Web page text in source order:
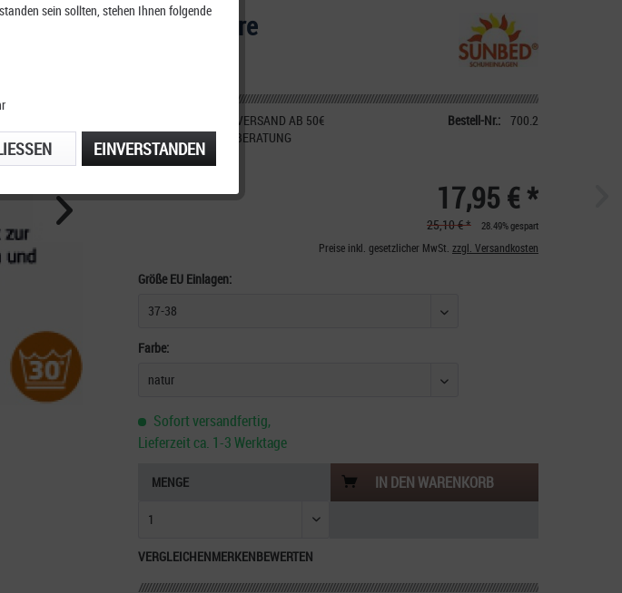
Sunbed Fire
KOSTENFREIER VERSAND AB 50€
TELEFONISCHE BERATUNG
Bestell-Nr.: 700.2
17,95 € *
25,10 € * 28.49% gespart
Preise inkl. gesetzlicher MwSt. zzgl. Versandkosten
Größe EU Einlagen:
Farbe:
Sofort versandfertig,
Lieferzeit ca. 1-3 Werktage
MENGE IN DENWARENKORB
VERGLEICHENMERKENBEWERTEN
sein sollten, stehen Ihnen folgende
EINVERSTANDEN